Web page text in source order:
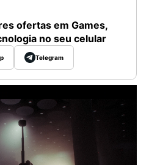
ofertas em Games,
no seu celular
Telegram